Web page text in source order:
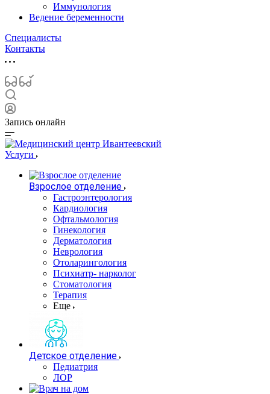
Иммунология
Ведение беременности
Специалисты
Контакты
Запись онлайн
Услуги
Взрослое отделение
Гастроэнтерология
Кардиология
Офтальмология
Гинекология
Дерматология
Неврология
Отоларингология
Психиатр- нарколог
Стоматология
Терапия
Еще
Детское отделение
Педиатрия
ЛОР